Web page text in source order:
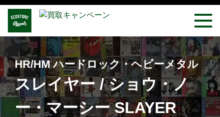
HR/HM ハードロック・ヘビーメタル
スレイヤー / ショウ・ノ
ー・マーシー SLAYER